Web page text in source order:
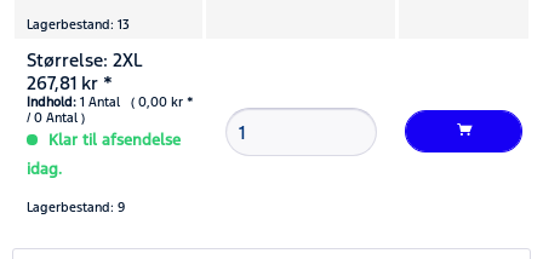
Lagerbestand: 13
Størrelse: 2XL
267,81 kr *
Indhold: 1 Antal ( 0,00 kr *
/ 0 Antal )
Klar til afsendelse
idag.
Lagerbestand: 9